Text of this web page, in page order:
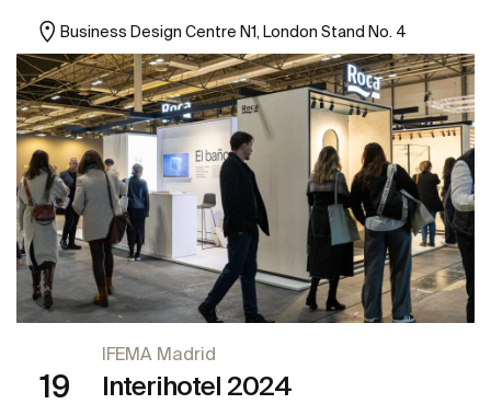
Business Design Centre N1, London Stand No. 4
19
IFEMA Madrid
Interihotel 2024